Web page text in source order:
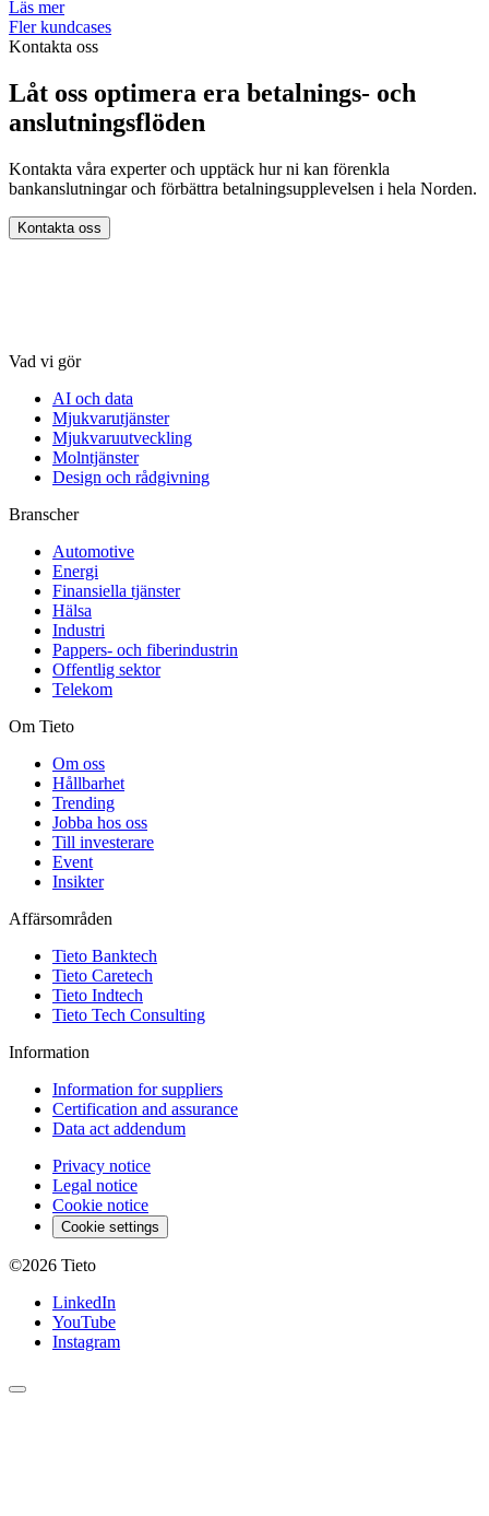
Läs mer
Fler kundcases
Kontakta oss
Låt oss optimera era betalnings- och
anslutningsflöden
Kontakta våra experter och upptäck hur ni kan förenkla
bankanslutningar och förbättra betalningsupplevelsen i hela Norden.
Kontakta oss
Vad vi gör
AI och data
Mjukvarutjänster
Mjukvaruutveckling
Molntjänster
Design och rådgivning
Branscher
Automotive
Energi
Finansiella tjänster
Hälsa
Industri
Pappers- och fiberindustrin
Offentlig sektor
Telekom
Om Tieto
Om oss
Hållbarhet
Trending
Jobba hos oss
Till investerare
Event
Insikter
Affärsområden
Tieto Banktech
Tieto Caretech
Tieto Indtech
Tieto Tech Consulting
Information
Information for suppliers
Certification and assurance
Data act addendum
Privacy notice
Legal notice
Cookie notice
Cookie settings
©2026 Tieto
LinkedIn
YouTube
Instagram